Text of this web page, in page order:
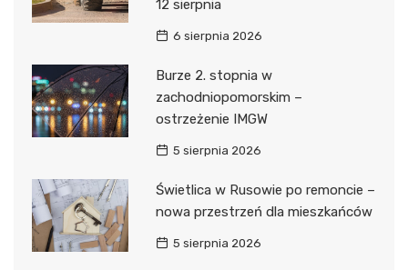
12 sierpnia
6 sierpnia 2026
Burze 2. stopnia w
zachodniopomorskim –
ostrzeżenie IMGW
5 sierpnia 2026
Świetlica w Rusowie po remoncie –
nowa przestrzeń dla mieszkańców
5 sierpnia 2026